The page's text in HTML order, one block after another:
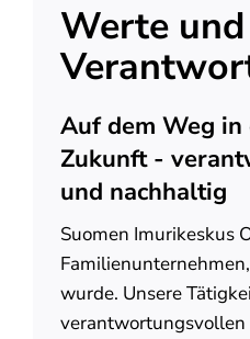
Werte und
Auf dem Weg in
Zukunft -
und nachhaltig
Suomen Imurikeskus
wurde. Unsere
verantwortungsvollen